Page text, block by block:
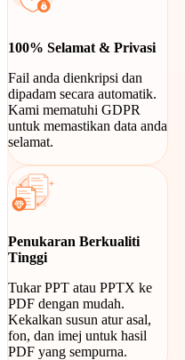
100% Selamat & Privasi
Fail anda dienkripsi dan
dipadam secara automatik.
Kami mematuhi GDPR
untuk memastikan data anda
selamat.
Penukaran Berkualiti
Tinggi
Tukar PPT atau PPTX ke
PDF dengan mudah.
Kekalkan susun atur asal,
fon, dan imej untuk hasil
PDF yang sempurna.